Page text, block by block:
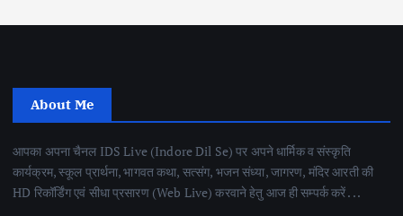
About Me
आपका अपना चैनल IDS Live (Indore Dil Se) पर अपने धार्मिक व संस्कृति
कार्यक्रम, स्कूल प्रार्थना, भागवत कथा, सत्संग, भजन संध्या, जागरण, मंदिर आरती की
HD रिकॉर्डिंग एवं सीधा प्रसारण (Web Live) करवाने हेतु आज ही सम्पर्क करें . . .